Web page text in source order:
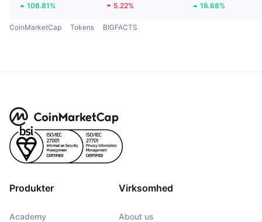
108.81% 5.22% 16.68%
CoinMarketCap Tokens BIGFACTS
Produkter
Academy
Virksomhed
About us